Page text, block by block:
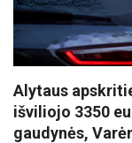
Alytaus
išviliojo 3350
gaudynės,